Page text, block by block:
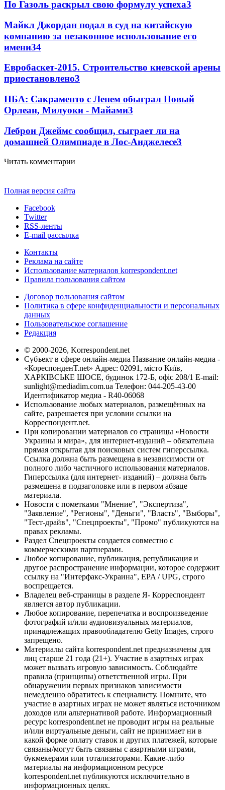
По Газоль раскрыл свою формулу успеха3
Майкл Джордан подал в суд на китайскую
компанию за незаконное использование его
имени34
Евробаскет-2015. Строительство киевской арены
приостановлено3
НБА: Сакраменто с Ленем обыграл Новый
Орлеан, Милуоки - Майами3
Леброн Джеймс сообщил, сыграет ли на
домашней Олимпиаде в Лос-Анджелесе3
Читать комментарии
Полная версия сайта
Facebook
Twitter
RSS-ленты
E-mail рассылка
Контакты
Реклама на сайте
Использование материалов korrespondent.net
Правила пользования сайтом
Договор пользования сайтом
Политика в сфере конфиденциальности и персональных
данных
Пользовательское соглашение
Редакция
© 2000-2026, Korrespondent.net
Субъект в сфере онлайн-медиа Название онлайн-медиа -
«КореспонденТ.net» Адрес: 02091, місто Київ,
ХАРКІВСЬКЕ ШОСЕ, будинок 172-Б, офіс 208/1 E-mail:
sunlight@mediadim.com.ua Телефон: 044-205-43-00
Идентификатор медиа - R40-06068
Использование любых материалов, размещённых на
сайте, разрешается при условии ссылки на
Корреспондент.net.
При копировании материалов со страницы «Новости
Украины и мира», для интернет-изданий – обязательна
прямая открытая для поисковых систем гиперссылка.
Ссылка должна быть размещена в независимости от
полного либо частичного использования материалов.
Гиперссылка (для интернет- изданий) – должна быть
размещена в подзаголовке или в первом абзаце
материала.
Новости с пометками "Мнение", "Экспертиза",
"Заявление", "Регионы", "Деньги", "Власть", "Выборы",
"Тест-драйв", "Спецпроекты", "Промо" публикуются на
правах рекламы.
Раздел Спецпроекты создается совместно с
коммерческими партнерами.
Любое копирование, публикация, републикация и
другое распространение информации, которое содержит
ссылку на "Интерфакс-Украина", EPA / UPG, строго
воспрещается.
Владелец веб-страницы в разделе Я- Корреспондент
является автор публикации.
Любое копирование, перепечатка и воспроизведение
фотографий и/или аудиовизуальных материалов,
принадлежащих правообладателю Getty Images, строго
запрещено.
Материалы сайта korrespondent.net предназначены для
лиц старше 21 года (21+). Участие в азартных играх
может вызвать игровую зависимость. Соблюдайте
правила (принципы) ответственной игры. При
обнаружении первых признаков зависимости
немедленно обратитесь к специалисту. Помните, что
участие в азартных играх не может являться источником
доходов или альтернативой работе. Информационный
ресурс korrespondent.net не проводит игры на реальные
и/или виртуальные деньги, сайт не принимает ни в
какой форме оплату ставок и других платежей, которые
связаны/могут быть связаны с азартными играми,
букмекерами или тотализаторами. Какие-либо
материалы на информационном ресурсе
korrespondent.net публикуются исключительно в
информационных целях.